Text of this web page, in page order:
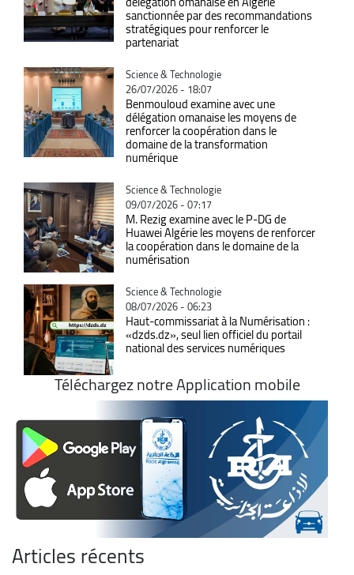
sanctionnée par des recommandations
stratégiques pour renforcer le
partenariat
Catégorie
Science & Technologie
26/07/2026 - 18:07
Benmouloud examine avec une
délégation omanaise les moyens de
renforcer la coopération dans le
domaine de la transformation
numérique
Catégorie
Science & Technologie
09/07/2026 - 07:17
M. Rezig examine avec le P-DG de
Huawei Algérie les moyens de renforcer
la coopération dans le domaine de la
numérisation
Catégorie
Science & Technologie
08/07/2026 - 06:23
Haut-commissariat à la Numérisation :
«dzds.dz», seul lien officiel du portail
national des services numériques
Téléchargez notre Application mobile
Articles récents